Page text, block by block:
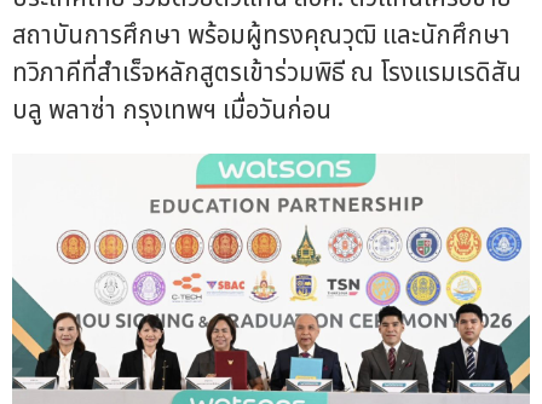
สถาบันการศึกษา พร้อมผู้ทรงคุณวุฒิ และนักศึกษา
ทวิภาคีที่สำเร็จหลักสูตรเข้าร่วมพิธี ณ โรงแรมเรดิสัน
บลู พลาซ่า กรุงเทพฯ เมื่อวันก่อน